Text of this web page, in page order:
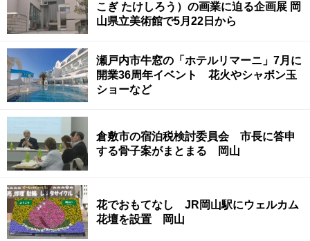
こぎ たけしろう）の画業に迫る企画展 岡
山県立美術館で5月22日から
瀬戸内市牛窓の「ホテルリマーニ」7月に
開業36周年イベント 花火やシャボン玉
ショーなど
倉敷市の宿泊税検討委員会 市長に答申
する骨子案がまとまる 岡山
花でおもてなし JR岡山駅にウェルカム
花壇を設置 岡山